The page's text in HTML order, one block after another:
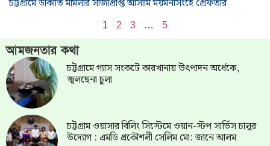
চট্টগ্রামে ডাকাতি মামলার সাজাপ্রাপ্ত আসামি ময়মনসিংহে গ্রেফতার
1 2 3 … 5
আমজনতার কথা
চট্টগ্রামে গ্যাস সংকটে কারখানায় উৎপাদন অর্ধেকে,
জ্বলছেনা চুলা
চট্টগ্রাম ওয়াসার বিলিং সিস্টেমে ওয়ান-স্টপ সার্ভিস চালুর
উদ্যোগ : এমডি প্রকৌশলী সেলিম মো: জানে আলম